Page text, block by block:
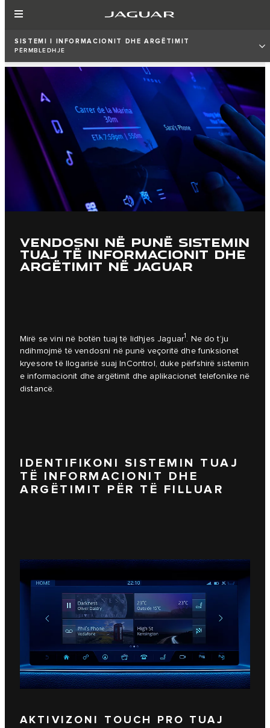
SISTEMI I INFORMACIONIT DHE ARGËTIMIT
PËRMBLEDHJE
VENDOSNI NË PUNË SISTEMIN
TUAJ TË INFORMACIONIT DHE
ARGËTIMIT NË JAGUAR
Mirë se vini në botën tuaj të lidhjes Jaguar1
. Ne do t’ju
ndihmojmë të vendosni në punë veçoritë dhe funksionet
kryesore të llogarisë suaj InControl, duke përfshirë sistemin
e informacionit dhe argëtimit dhe aplikacionet telefonike në
distancë.
IDENTIFIKONI SISTEMIN TUAJ
TË INFORMACIONIT DHE
ARGËTIMIT PËR TË FILLUAR
AKTIVIZONI TOUCH PRO TUAJ